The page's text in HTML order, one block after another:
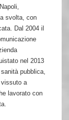
svolta, con
Dal 2004 il
nel 2013
pubblica,
vissuto a
lavorato con